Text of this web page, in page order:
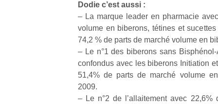
Dodie c’est aussi :
– La marque leader en pharmacie
volume en biberons, tétines et
74,2 % de parts de marché volume en
– Le n°1 des biberons sans
confondus avec les biberons Initiation
51,4% de parts de marché volume
2009.
– Le n°2 de l’allaitement avec 22,6%
souvent
d’énergie.
Varier les
occupations
n’est pas
toujours
Conjuguer
activité
retour des
beaux
jours, c’est
l’occasion
rêvée
pour les
enfants
de